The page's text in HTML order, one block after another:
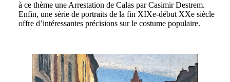
à ce thème une Arrestation de Calas par Casimir Destrem.
Enfin, une série de portraits de la fin XIXe-début XXe siècle
offre d’intéressantes précisions sur le costume populaire.